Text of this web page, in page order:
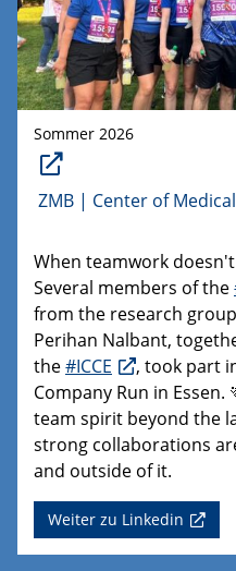
Sommer 2026
ZMB | Center of
When teamwork
Several members of the
from the research
Perihan Nalbant,
the#ICCE
, took part
Company Run in
team spirit beyond the
strong collaborations
and outside of it.
Weiter zu Linkedin